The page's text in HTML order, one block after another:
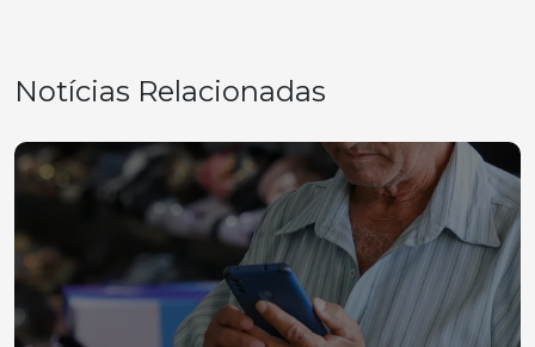
Notícias Relacionadas